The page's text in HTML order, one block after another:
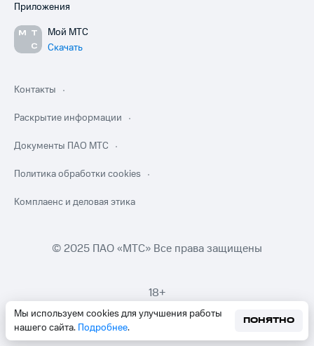
Мы используем cookies для улучшения работы
нашего сайта. Подробнее.
ПОНЯТНО
Приложения
Мой МТС
Скачать
Контакты
Раскрытие информации
Документы ПАО МТС
Политика обработки cookies
Комплаенс и деловая этика
© 2025 ПАО «МТС» Все права защищены
18+